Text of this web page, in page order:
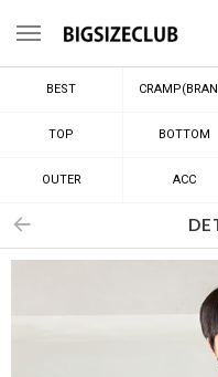
메뉴
BEST
TOP BOTTOM
OUTER ACC